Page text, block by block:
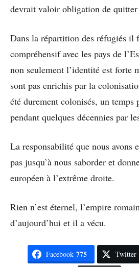
devrait valoir obligation de
Dans la répartition des réfugiés il
compréhensif avec les pays de
non seulement l’identité est forte
sont pas enrichis par la
été durement colonisés, un temps
pendant quelques décennies par
La responsabilité que nous avons
pas jusqu’à nous saborder et
européen à l’extrême droite.
Rien n’est éternel, l’empire
d’aujourd’hui et il a vécu.
Facebook 775 Twitter